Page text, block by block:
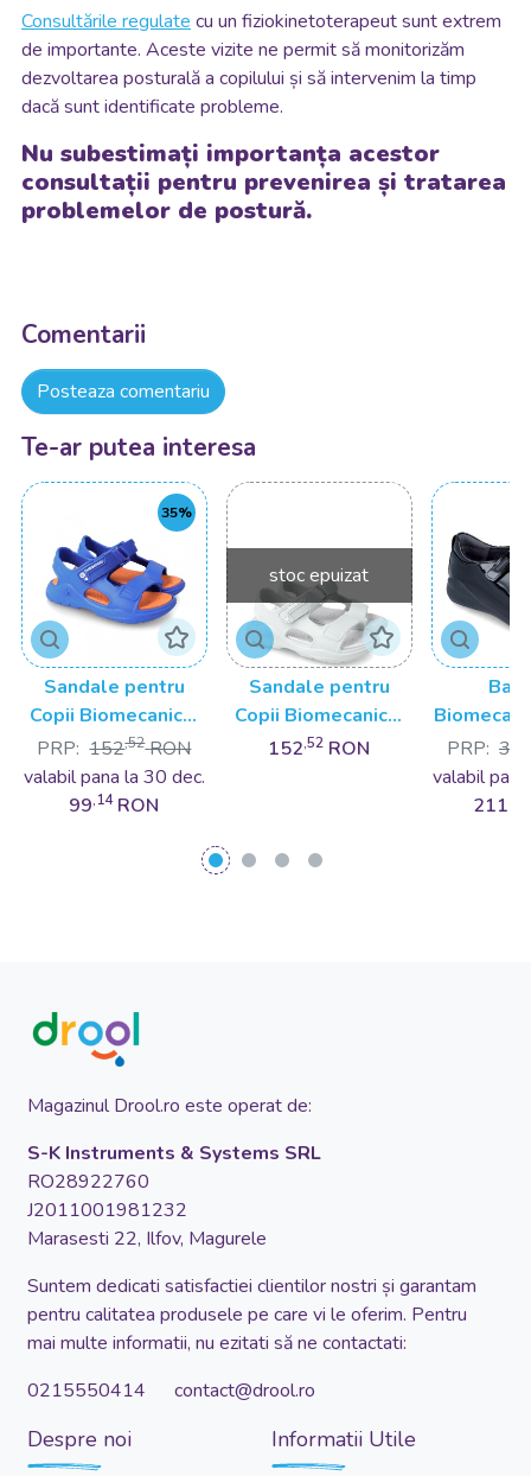
Consultările regulatecu un fiziokinetoterapeut sunt extrem
de importante. Aceste vizite ne permit să monitorizăm
dezvoltarea posturală a copilului și să intervenim la timp
dacă sunt identificate probleme.
Nu subestimați importanța acestor
consultații pentru prevenirea și tratarea
problemelor de postură.
Comentarii
Posteaza comentariu
Te-ar putea interesa
35%
Sandale pentru
Copii Biomecanics,
albastre
PRP: 152,52 RON
valabil pana la 30 dec.
99,14 RON
stoc epuizat
Sandale pentru
Copii Biomecanics,
turcoaz
152,52 RON PRP:
valabil
211
Magazinul Drool.ro este operat de:
S-K Instruments & Systems SRL
RO28922760
J2011001981232
Marasesti 22, Ilfov, Magurele
Suntem dedicati satisfactiei clientilor nostri și garantam
pentru calitatea produsele pe care vi le oferim. Pentru
mai multe informatii, nu ezitati să ne contactati:
0215550414 contact@drool.ro
Despre noi Informatii Utile